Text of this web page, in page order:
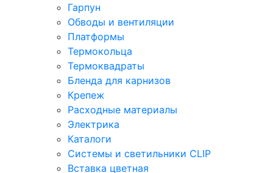
Гарпун
Обводы и вентиляции
Платформы
Термокольца
Термоквадраты
Бленда для карнизов
Крепеж
Расходные материалы
Электрика
Каталоги
Системы и светильники CLIP
Вставка цветная